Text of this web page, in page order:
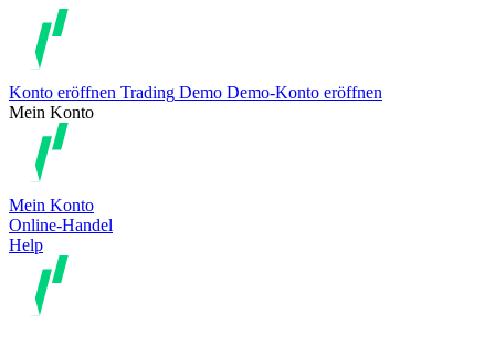
Konto eröffnen Trading Demo Demo-Konto eröffnen
Mein Konto
Mein Konto
Online-Handel
Help